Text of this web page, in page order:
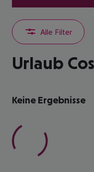
Alle Filter
Urlaub
Keine Ergebnisse